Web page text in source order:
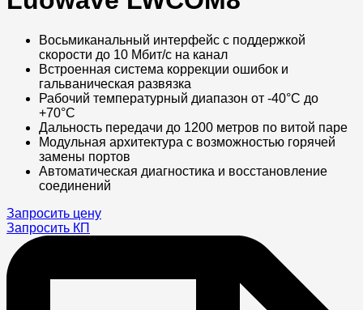
Восьмиканальный интерфейс с поддержкой
скорости до 10 Мбит/с на канал
Встроенная система коррекции ошибок и
гальваническая развязка
Рабочий температурный диапазон от -40°C до
+70°C
Дальность передачи до 1200 метров по витой паре
Модульная архитектура с возможностью горячей
замены портов
Автоматическая диагностика и восстановление
соединений
Запросить цену
Запросить КП